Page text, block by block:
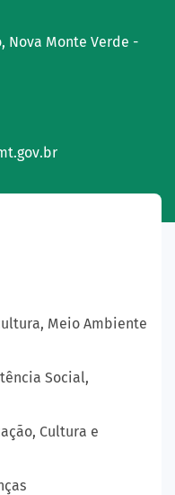
Nova Monte Verde -
Meio Ambiente
Social,
Cultura e